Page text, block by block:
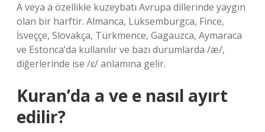
Ä veya ä özellikle kuzeybatı Avrupa dillerinde yaygın
olan bir harftir. Almanca, Lüksemburgca, Fince,
İsveççe, Slovakça, Türkmence, Gagauzca, Aymaraca
ve Estonca’da kullanılır ve bazı durumlarda /æ/,
diğerlerinde ise /ɛ/ anlamına gelir.
Kuran’da a ve e nasıl ayırt
edilir?